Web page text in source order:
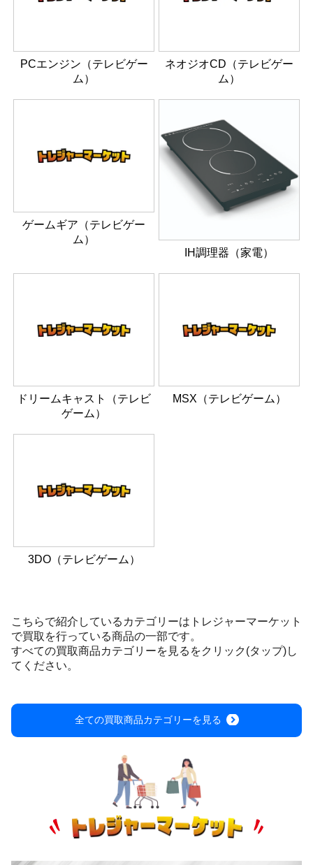
PCエンジン（テレビゲー
ム）
ネオジオCD（テレビゲー
ム）
ゲームギア（テレビゲー
ム）
IH調理器（家電）
ドリームキャスト（テレビ
ゲーム）
MSX（テレビゲーム）
3DO（テレビゲーム）
こちらで紹介しているカテゴリーはトレジャーマーケット
で買取を行っている商品の一部です。
すべての買取商品カテゴリーを見るをクリック(タップ)し
てください。
全ての買取商品カテゴリーを見る